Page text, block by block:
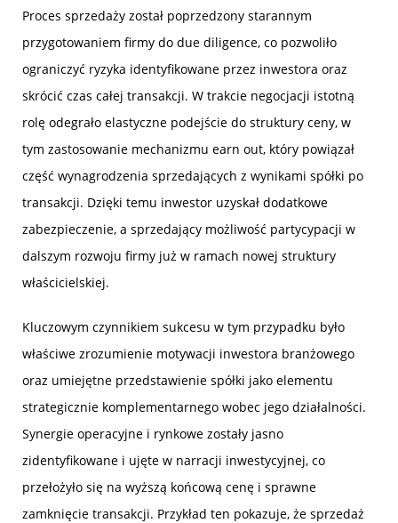
Proces sprzedaży został poprzedzony starannym
przygotowaniem firmy do due diligence, co pozwoliło
ograniczyć ryzyka identyfikowane przez inwestora oraz
skrócić czas całej transakcji. W trakcie negocjacji istotną
rolę odegrało elastyczne podejście do struktury ceny, w
tym zastosowanie mechanizmu earn out, który powiązał
część wynagrodzenia sprzedających z wynikami spółki po
transakcji. Dzięki temu inwestor uzyskał dodatkowe
zabezpieczenie, a sprzedający możliwość partycypacji w
dalszym rozwoju firmy już w ramach nowej struktury
właścicielskiej.
Kluczowym czynnikiem sukcesu w tym przypadku było
właściwe zrozumienie motywacji inwestora branżowego
oraz umiejętne przedstawienie spółki jako elementu
strategicznie komplementarnego wobec jego działalności.
Synergie operacyjne i rynkowe zostały jasno
zidentyfikowane i ujęte w narracji inwestycyjnej, co
przełożyło się na wyższą końcową cenę i sprawne
zamknięcie transakcji. Przykład ten pokazuje, że sprzedaż